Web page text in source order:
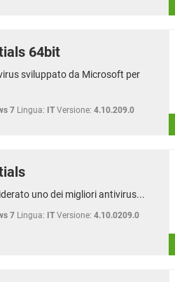
64bit
sviluppato da Microsoft per
7 Lingua: IT Versione: 4.10.209.0
uno dei migliori antivirus...
7 Lingua: IT Versione: 4.10.0209.0